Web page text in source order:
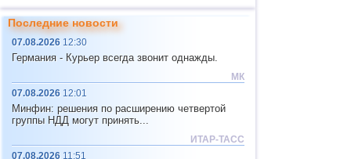
ливневый дождь, гроза, 7 августа град. В
Воронежской области сильная жара (температура
до 37°), 7 августа дождь, гроза, град.
Приволжский федеральный округ.
м/с. 8 августа на юге округа ливневый дождь, гроза,
град, ветер 15-20 м/с. 8-9 августа в Пермском крае
сильный дождь, гроза. 9 августа в Татарстане
сильный дождь, гроза, град, ветер 15-20 м/с.
Южный федеральный округ.Сильная жара 7-8
августа в Ростовской (температура до 40°), 7-9
августа в Волгоградской (до 42°) областях. 7-9
августа в Крыму аномально жаркая погода. В
Краснодарском крае сильная жара (температура до
Последние новости
07.08.2026 12:30
Германия - Курьер всегда звонит однажды.
МК
07.08.2026 12:01
Минфин: решения по расширению четвертой
группы НДД могут принять...
ИТАР-ТАСС
07.08.2026 11:51